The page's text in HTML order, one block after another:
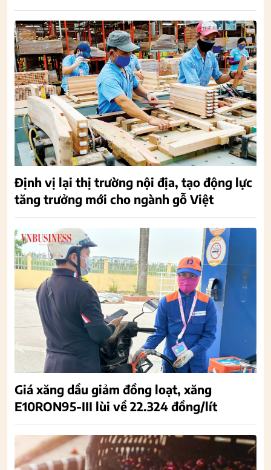
Định vị lại thị trường nội địa, tạo động lực
tăng trưởng mới cho ngành gỗ Việt
Giá xăng dầu giảm đồng loạt, xăng
E10RON95-III lùi về 22.324 đồng/lít